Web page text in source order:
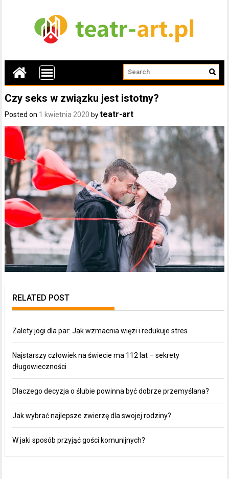
Czy seks w związku jest istotny?
Posted on 1 kwietnia 2020 byteatr-art
RELATED POST
Zalety jogi dla par: Jak wzmacnia więzi i redukuje stres
Najstarszy człowiek na świecie ma 112 lat – sekrety
długowieczności
Dlaczego decyzja o ślubie powinna być dobrze przemyślana?
Jak wybrać najlepsze zwierzę dla swojej rodziny?
W jaki sposób przyjąć gości komunijnych?